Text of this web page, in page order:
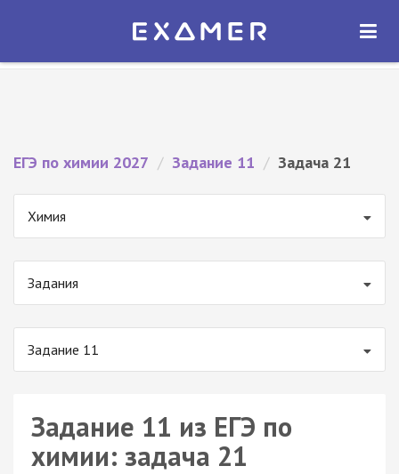
Экзамер — ЕГЭ 2027
ОТКРЫТЬ
ЕГЭ по химии 2027 / Задание 11 / Задача 21
Химия
Задания
Задание 11
Задание 11 из ЕГЭ по
химии: задача 21